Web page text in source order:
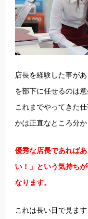
店長を経験した事が
を部下に任せるのは
これまでやってきた
かは正直なところ分
優秀な店長であれば
い！」という気持ち
なります。
これは長い目で見ま